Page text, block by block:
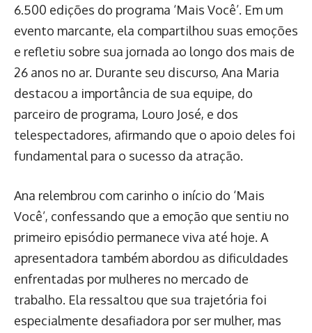
6.500 edições do programa ‘Mais Você’. Em um
evento marcante, ela compartilhou suas emoções
e refletiu sobre sua jornada ao longo dos mais de
26 anos no ar. Durante seu discurso, Ana Maria
destacou a importância de sua equipe, do
parceiro de programa, Louro José, e dos
telespectadores, afirmando que o apoio deles foi
fundamental para o sucesso da atração.
Ana relembrou com carinho o início do ‘Mais
Você’, confessando que a emoção que sentiu no
primeiro episódio permanece viva até hoje. A
apresentadora também abordou as dificuldades
enfrentadas por mulheres no mercado de
trabalho. Ela ressaltou que sua trajetória foi
especialmente desafiadora por ser mulher, mas